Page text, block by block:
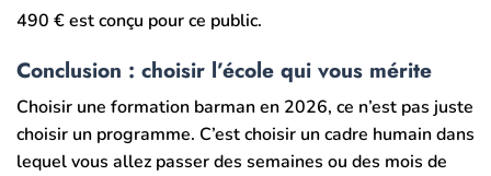
490 € est conçu pour ce public.
Conclusion : choisir l’école qui vous mérite
Choisir une formation barman en 2026, ce n’est pas juste
choisir un programme. C’est choisir un cadre humain dans
lequel vous allez passer des semaines ou des mois de